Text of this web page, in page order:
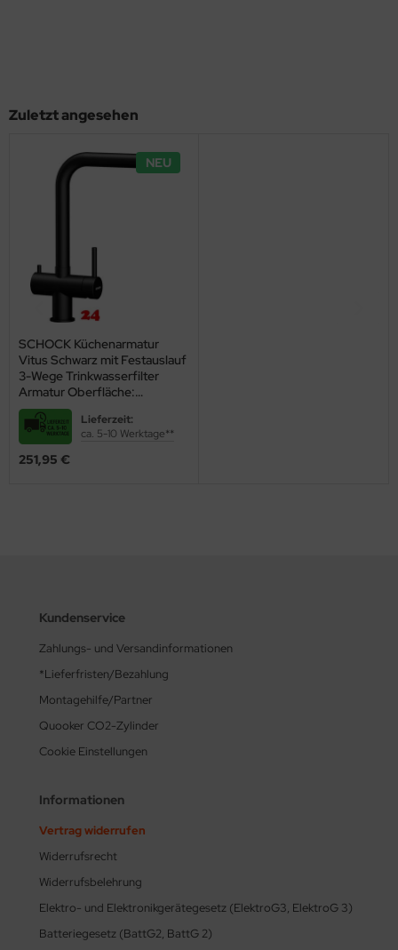
Zuletzt angesehen
NEU
SCHOCK Küchenarmatur
Vitus Schwarz mit Festauslauf
3-Wege Trinkwasserfilter
Armatur Oberfläche:
Cristadur® Farbe Puro 360°
schwenkbarer Auslauf
Lieferzeit:
ca. 5-10 Werktage**
251,95 €
Kundenservice
Zahlungs- und Versandinformationen
*Lieferfristen/Bezahlung
Montagehilfe/Partner
Quooker CO2-Zylinder
Cookie Einstellungen
Informationen
Vertrag widerrufen
Widerrufsrecht
Widerrufsbelehrung
Elektro- und Elektronikgerätegesetz (ElektroG3, ElektroG 3)
Batteriegesetz (BattG2, BattG 2)